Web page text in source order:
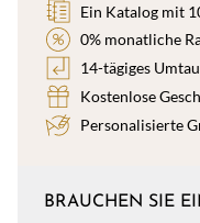
Ein Katalog mit
0% monatliche
14-tägiges
Kostenlose
Personalisierte
BRAUCHEN SIE